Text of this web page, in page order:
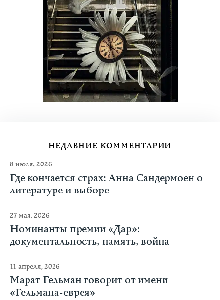
НЕДАВНИЕ КОММЕНТАРИИ
8 июля, 2026
Где кончается страх: Анна Сандермоен о
литературе и выборе
27 мая, 2026
Номинанты премии «Дар»:
документальность, память, война
11 апреля, 2026
Марат Гельман говорит от имени
«Гельмана-еврея»